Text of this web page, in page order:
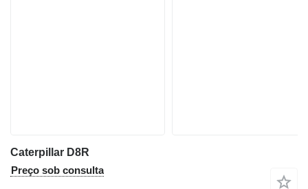
Caterpillar D8R
Preço sob consulta